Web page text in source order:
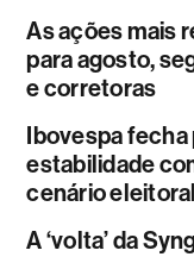
As ações mais
para agosto,
e corretoras
Ibovespa fecha
estabilidade
cenário
A ‘volta’ da